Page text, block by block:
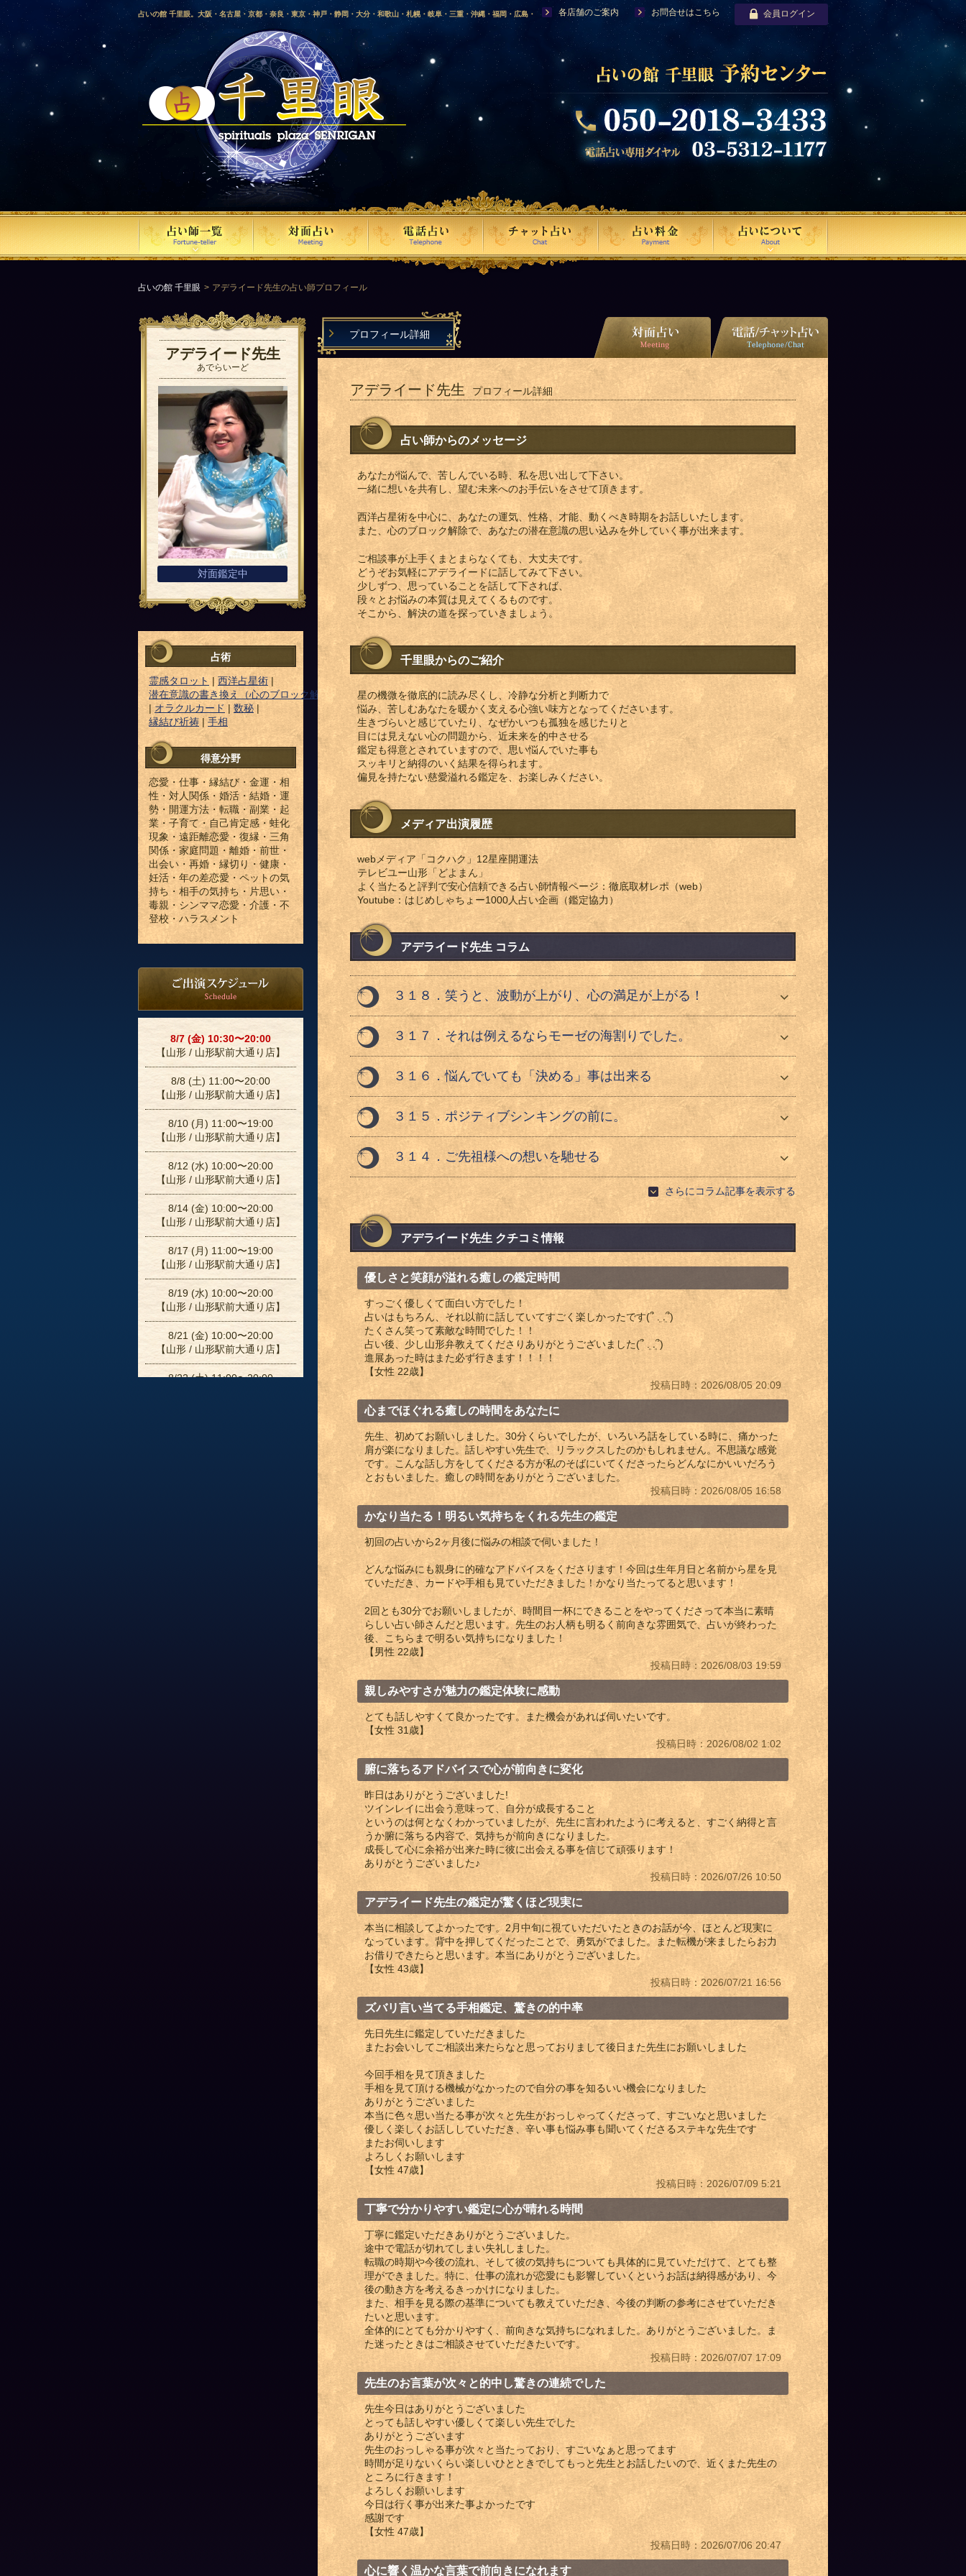
占いの館 千里眼。大阪・名古屋・京都・奈良・東京・神戸・静岡・大分・和歌山・札幌・岐阜・三重・沖縄・福岡・広島・
愛媛・鹿児島・徳島・香川・山形・岡山・横浜・千葉・福島・岩手・高知・熊本・群馬・滋賀・福井・仙台・山口・宮崎・山
梨・長野・埼玉・茨城・栃木・金沢・佐賀・長崎・鳥取・富山・新潟・秋田・青森・島根に店舗を構える、口コミで評判の人
気占い師による占い。
各店舗のご案内 お問合せはこちら 会員ログイン
占いの館 千里眼 アデライード先生の占い師プロフィール
アデライード先生
あでらいーど
対面鑑定中
占術
霊感タロット |西洋占星術|
潜在意識の書き換え（心のブロック解除）
| オラクルカード | 数秘 |
縁結び祈祷 | 手相
得意分野
恋愛・仕事・縁結び・金運・相
性・対人関係・婚活・結婚・運
勢・開運方法・転職・副業・起
業・子育て・自己肯定感・蛙化
現象・遠距離恋愛・復縁・三角
関係・家庭問題・離婚・前世・
出会い・再婚・縁切り・健康・
妊活・年の差恋愛・ペットの気
持ち・相手の気持ち・片思い・
毒親・シンママ恋愛・介護・不
登校・ハラスメント
8/7 (金) 10:30〜20:00
【山形 / 山形駅前大通り店】
8/8 (土) 11:00〜20:00
【山形 / 山形駅前大通り店】
8/10 (月) 11:00〜19:00
【山形 / 山形駅前大通り店】
8/12 (水) 10:00〜20:00
【山形 / 山形駅前大通り店】
8/14 (金) 10:00〜20:00
【山形 / 山形駅前大通り店】
8/17 (月) 11:00〜19:00
【山形 / 山形駅前大通り店】
8/19 (水) 10:00〜20:00
【山形 / 山形駅前大通り店】
8/21 (金) 10:00〜20:00
【山形 / 山形駅前大通り店】
8/22 (土) 11:00〜20:00
プロフィール詳細
アデライード先生 プロフィール詳細
占い師からのメッセージ
あなたが悩んで、苦しんでいる時、私を思い出して下さい。
一緒に想いを共有し、望む未来へのお手伝いをさせて頂きます。
西洋占星術を中心に、あなたの運気、性格、才能、動くべき時期をお話しいたします。
また、心のブロック解除で、あなたの潜在意識の思い込みを外していく事が出来ます。
ご相談事が上手くまとまらなくても、大丈夫です。
どうぞお気軽にアデライードに話してみて下さい。
少しずつ、思っていることを話して下されば、
段々とお悩みの本質は見えてくるものです。
そこから、解決の道を探っていきましょう。
千里眼からのご紹介
星の機微を徹底的に読み尽くし、冷静な分析と判断力で
悩み、苦しむあなたを暖かく支える心強い味方となってくださいます。
生きづらいと感じていたり、なぜかいつも孤独を感じたりと
目には見えない心の問題から、近未来を的中させる
鑑定も得意とされていますので、思い悩んでいた事も
スッキリと納得のいく結果を得られます。
偏見を持たない慈愛溢れる鑑定を、お楽しみください。
メディア出演履歴
webメディア「コクハク」12星座開運法
テレビユー山形「どよまん」
よく当たると評判で安心信頼できる占い師情報ページ：徹底取材レポ（web）
Youtube：はじめしゃちょー1000人占い企画（鑑定協力）
アデライード先生 コラム
３１８．笑うと、波動が上がり、心の満足が上がる！
３１７．それは例えるならモーゼの海割りでした。
３１６．悩んでいても「決める」事は出来る
３１５．ポジティブシンキングの前に。
３１４．ご先祖様への想いを馳せる
さらにコラム記事を表示する
アデライード先生 クチコミ情報
優しさと笑顔が溢れる癒しの鑑定時間
すっごく優しくて面白い方でした！
占いはもちろん、それ以前に話していてすごく楽しかったです(՞ ܸ. .ܸ՞)
たくさん笑って素敵な時間でした！！
占い後、少し山形弁教えてくださりありがとうございました(՞ ܸ. .ܸ՞)
進展あった時はまた必ず行きます！！！！
【女性 22歳】
投稿日時：2026/08/05 20:09
心までほぐれる癒しの時間をあなたに
先生、初めてお願いしました。30分くらいでしたが、いろいろ話をしている時に、痛かった
肩が楽になりました。話しやすい先生で、リラックスしたのかもしれません。不思議な感覚
です。こんな話し方をしてくださる方が私のそばにいてくださったらどんなにかいいだろう
とおもいました。癒しの時間をありがとうございました。
投稿日時：2026/08/05 16:58
かなり当たる！明るい気持ちをくれる先生の鑑定
初回の占いから2ヶ月後に悩みの相談で伺いました！
どんな悩みにも親身に的確なアドバイスをくださります！今回は生年月日と名前から星を見
ていただき、カードや手相も見ていただきました！かなり当たってると思います！
2回とも30分でお願いしましたが、時間目一杯にできることをやってくださって本当に素晴
らしい占い師さんだと思います。先生のお人柄も明るく前向きな雰囲気で、占いが終わった
後、こちらまで明るい気持ちになりました！
【男性 22歳】
投稿日時：2026/08/03 19:59
親しみやすさが魅力の鑑定体験に感動
とても話しやすくて良かったです。また機会があれば伺いたいです。
【女性 31歳】
投稿日時：2026/08/02 1:02
腑に落ちるアドバイスで心が前向きに変化
昨日はありがとうございました!
ツインレイに出会う意味って、自分が成長すること
というのは何となくわかっていましたが、先生に言われたように考えると、すごく納得と言
うか腑に落ちる内容で、気持ちが前向きになりました。
成長して心に余裕が出来た時に彼に出会える事を信じて頑張ります！
ありがとうございました♪
投稿日時：2026/07/26 10:50
アデライード先生の鑑定が驚くほど現実に
本当に相談してよかったです。2月中旬に視ていただいたときのお話が今、ほとんど現実に
なっています。背中を押してくだったことで、勇気がでました。また転機が来ましたらお力
お借りできたらと思います。本当にありがとうございました。
【女性 43歳】
投稿日時：2026/07/21 16:56
ズバリ言い当てる手相鑑定、驚きの的中率
先日先生に鑑定していただきました
またお会いしてご相談出来たらなと思っておりまして後日また先生にお願いしました
今回手相を見て頂きました
手相を見て頂ける機械がなかったので自分の事を知るいい機会になりました
ありがとうございました
本当に色々思い当たる事が次々と先生がおっしゃってくださって、すごいなと思いました
優しく楽しくお話ししていただき、辛い事も悩み事も聞いてくださるステキな先生です
またお伺いします
よろしくお願いします
【女性 47歳】
投稿日時：2026/07/09 5:21
丁寧で分かりやすい鑑定に心が晴れる時間
丁寧に鑑定いただきありがとうございました。
途中で電話が切れてしまい失礼しました。
転職の時期や今後の流れ、そして彼の気持ちについても具体的に見ていただけて、とても整
理ができました。特に、仕事の流れが恋愛にも影響していくというお話は納得感があり、今
後の動き方を考えるきっかけになりました。
また、相手を見る際の基準についても教えていただき、今後の判断の参考にさせていただき
たいと思います。
全体的にとても分かりやすく、前向きな気持ちになれました。ありがとうございました。ま
た迷ったときはご相談させていただきたいです。
投稿日時：2026/07/07 17:09
先生のお言葉が次々と的中し驚きの連続でした
先生今日はありがとうございました
とっても話しやすい優しくて楽しい先生でした
ありがとうございます
先生のおっしゃる事が次々と当たっており、すごいなぁと思ってます
時間が足りないくらい楽しいひとときでしてもっと先生とお話したいので、近くまた先生の
ところに行きます！
よろしくお願いします
今日は行く事が出来た事よかったです
感謝です
【女性 47歳】
投稿日時：2026/07/06 20:47
心に響く温かな言葉で前向きになれます